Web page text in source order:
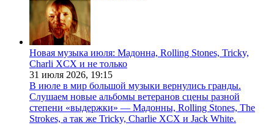
Новая музыка июля: Мадонна, Rolling Stones, Tricky,
Charli XCX и не только
31 июля 2026, 19:15
В июле в мир большой музыки вернулись гранды.
Слушаем новые альбомы ветеранов сцены разной
степени «выдержки» — Мадонны, Rolling Stones, The
Strokes, а так же Tricky, Charlie XCX и Jack White.